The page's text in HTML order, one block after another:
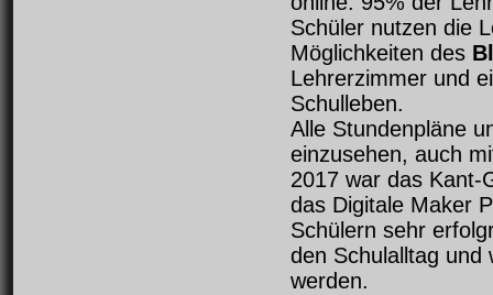
Schüler nutzen die
Möglichkeiten des
Lehrerzimmer und
Schulleben.
Alle Stundenpläne
einzusehen, auch
2017 war das Kant-
das Digitale Maker
Schülern sehr
den Schulalltag und
werden.